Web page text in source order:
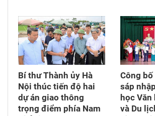
Bí thư Thành ủy Hà
Nội thúc tiến độ hai
dự án giao thông
trọng điểm phía Nam
Công
sáp
học Văn
và Du